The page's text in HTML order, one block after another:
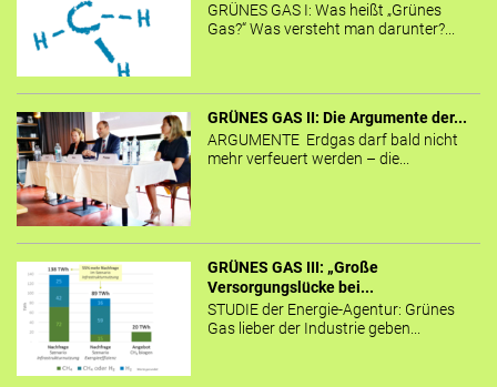
GRÜNES GAS I: Was heißt „Grünes
Gas?“ Was versteht man darunter?...
GRÜNES GAS II: Die Argumente der...
ARGUMENTE Erdgas darf bald nicht
mehr verfeuert werden – die...
GRÜNES GAS III: „Große
Versorgungslücke bei...
STUDIE der Energie-Agentur: Grünes
Gas lieber der Industrie geben...